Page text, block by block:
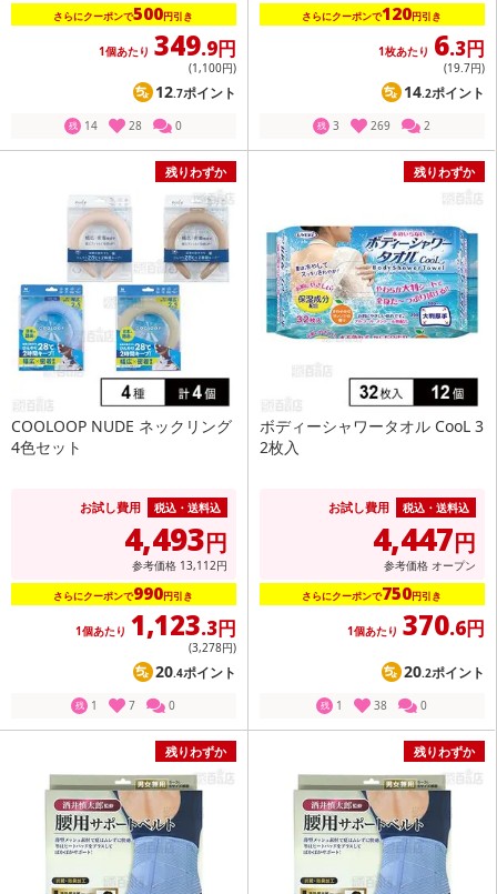
さらにクーポンで500円引き
1個あたり 349.9円
(1,100円)
12.7ポイント
残 14 28 0
さらにクーポンで120円引き
1枚あたり 6.3円
(19.7円)
14.2ポイント
残 3 269 2
残りわずか
COOLOOP NUDE ネックリング
4色セット
お試し費用 税込・送料込
4,493円
参考価格 13,112円
さらにクーポンで990円引き
1個あたり 1,123.3円
(3,278円)
20.4ポイント
残 1 7 0
残りわずか
ボディーシャワータオル CooL 3
2枚入
お試し費用 税込・送料込
4,447円
参考価格 オープン
さらにクーポンで750円引き
1個あたり 370.6円
20.2ポイント
残 1 38 0
残りわずか 残りわずか